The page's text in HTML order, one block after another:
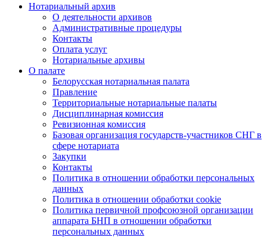
Нотариальный архив
О деятельности архивов
Административные процедуры
Контакты
Оплата услуг
Нотариальные архивы
О палате
Белорусская нотариальная палата
Правление
Территориальные нотариальные палаты
Дисциплинарная комиссия
Ревизионная комиссия
Базовая организация государств-участников СНГ в
сфере нотариата
Закупки
Контакты
Политика в отношении обработки персональных
данных
Политика в отношении обработки cookie
Политика первичной профсоюзной организации
аппарата БНП в отношении обработки
персональных данных